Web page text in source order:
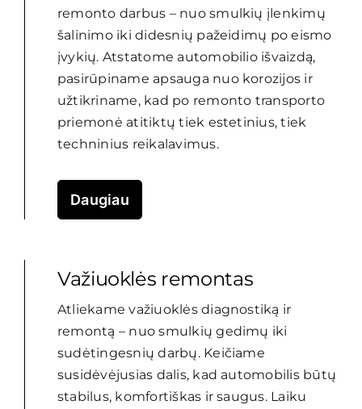
remonto darbus – nuo smulkių įlenkimų
šalinimo iki didesnių pažeidimų po eismo
įvykių. Atstatome automobilio išvaizdą,
pasirūpiname apsauga nuo korozijos ir
užtikriname, kad po remonto transporto
priemonė atitiktų tiek estetinius, tiek
techninius reikalavimus.
Daugiau
Važiuoklės remontas
Atliekame važiuoklės diagnostiką ir
remontą – nuo smulkių gedimų iki
sudėtingesnių darbų. Keičiame
susidėvėjusias dalis, kad automobilis būtų
stabilus, komfortiškas ir saugus. Laiku